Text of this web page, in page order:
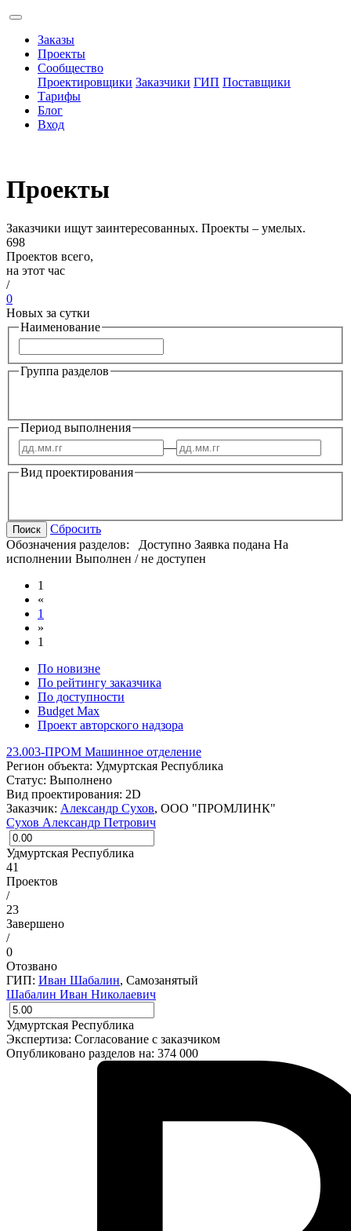
Заказы
Проекты
Сообщество
Проектировщики Заказчики ГИП Поставщики
Тарифы
Блог
Вход
Проекты
Заказчики ищут заинтересованных. Проекты – умелых.
698
Проектов всего,
на этот час
/
0
Новых за сутки
Наименование
Группа разделов
—
Период выполнения
Вид проектирования
Поиск
Сбросить
Обозначения разделов: Доступно Заявка подана На
исполнении Выполнен / не доступен
1
«
1
»
1
По новизне
По рейтингу заказчика
По доступности
Budget Max
Проект авторского надзора
23.003-ПРОМ Машинное отделение
Регион объекта: Удмуртская Республика
Статус: Выполнено
Вид проектирования: 2D
Заказчик: Александр Сухов, ООО "ПРОМЛИНК"
Сухов Александр Петрович
Удмуртская Республика
41
Проектов
/
23
Завершено
/
0
Отозвано
ГИП: Иван Шабалин, Самозанятый
Шабалин Иван Николаевич
Удмуртская Республика
Экспертиза: Согласование с заказчиком
Опубликовано разделов на: 374 000